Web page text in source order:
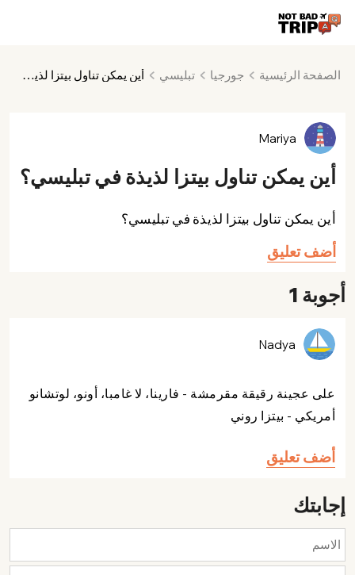
الصفحة الرئيسية جورجيا تبليسي أين يمكن تناول بيتزا لذيذة في تبليسي؟
Mariya
أين يمكن تناول بيتزا لذيذة في تبليسي؟
أين يمكن تناول بيتزا لذيذة في تبليسي؟
أضف تعليق
أجوبة 1
Nadya
على عجينة رقيقة مقرمشة - فارينا، لا غامبا، أونو، لوتشانو
أمريكي - بيتزا روني
أضف تعليق
إجابتك